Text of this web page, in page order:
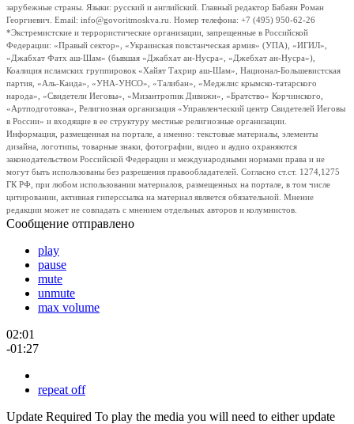
зарубежные страны. Языки: русский и английский. Главный редактор Бабаян Роман
Георгиевич. Email: info@govoritmoskva.ru. Номер телефона: +7 (495) 950-62-26
*Экстремистские и террористические организации, запрещенные в Российской
Федерации: «Правый сектор», «Украинская повстанческая армия» (УПА), «ИГИЛ»,
«Джабхат Фатх аш-Шам» (бывшая «Джабхат ан-Нусра», «Джебхат ан-Нусра»),
Коалиция исламских группировок «Хайят Тахрир аш-Шам», Национал-Большевистская
партия, «Аль-Каида», «УНА-УНСО», «Талибан», «Меджлис крымско-татарского
народа», «Свидетели Иеговы», «Мизантропик Дивижн», «Братство» Корчинского,
«Артподготовка», Религиозная организация «Управленческий центр Свидетелей Иеговы
в России» и входящие в ее структуру местные религиозные организации.
Информация, размещенная на портале, а именно: текстовые материалы, элементы
дизайна, логотипы, товарные знаки, фотографии, видео и аудио охраняются
законодательством Российской Федерации и международными нормами права и не
могут быть использованы без разрешения правообладателей. Согласно ст.ст. 1274,1275
ГК РФ, при любом использовании материалов, размещенных на портале, в том числе
цитировании, активная гиперссылка на материал является обязательной. Мнение
редакции может не совпадать с мнением отдельных авторов и колумнистов.
Сообщение отправлено
play
pause
mute
unmute
max volume
02:01
-01:27
repeat off
Update Required To play the media you will need to either update